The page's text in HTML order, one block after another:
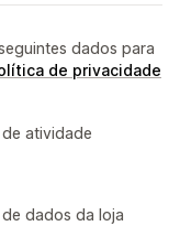
dados para
de privacidade
atividade
dados da loja